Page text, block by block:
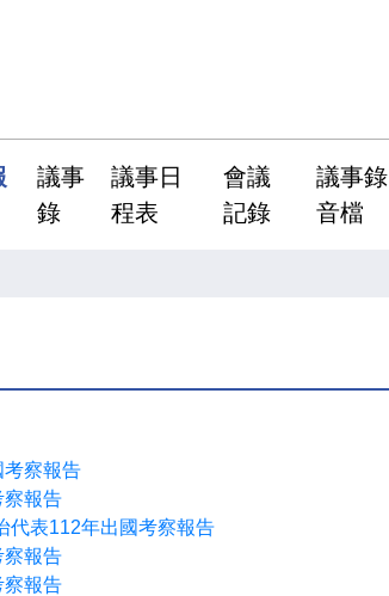
議事
錄
議事日
程表
會議
記錄
議事錄
音檔
察報告
察報告
代表112年出國考察報告
察報告
察報告